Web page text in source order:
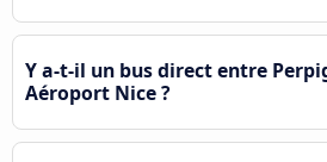
Y a-t-il un bus direct entre
Aéroport Nice ?